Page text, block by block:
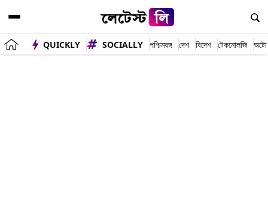
QUICKLY SOCIALLY পশ্চিমবঙ্গ দেশ বিদেশ টেকনোলজি অটো